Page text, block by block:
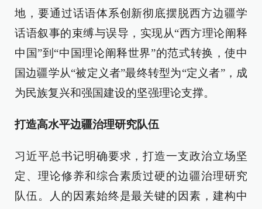
地，要通过话语体系创新彻底摆脱西方边疆学
话语叙事的束缚与误导，实现从“西方理论阐释
中国”到“中国理论阐释世界”的范式转换，使中
国边疆学从“被定义者”最终转型为“定义者”，成
为民族复兴和强国建设的坚强理论支撑。
打造高水平边疆治理研究队伍
习近平总书记明确要求，打造一支政治立场坚
定、理论修养和综合素质过硬的边疆治理研究
队伍。人的因素始终是最关键的因素，建构中